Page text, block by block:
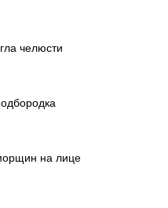
челюсти
на лице